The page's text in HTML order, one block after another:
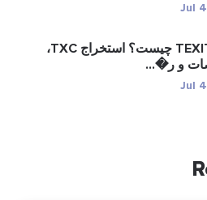
Jul
کوین TEXIT چیست؟ استخراج TXC،
و ر�...
Jul